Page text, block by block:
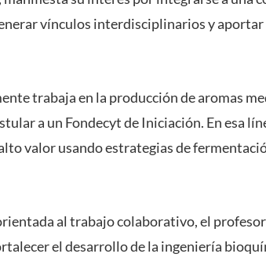
vínculos interdisciplinarios y
trabaja en la producción de aromas
a un Fondecyt de Iniciación. En esa
valor usando estrategias de
al trabajo colaborativo, el
el desarrollo de la ingeniería